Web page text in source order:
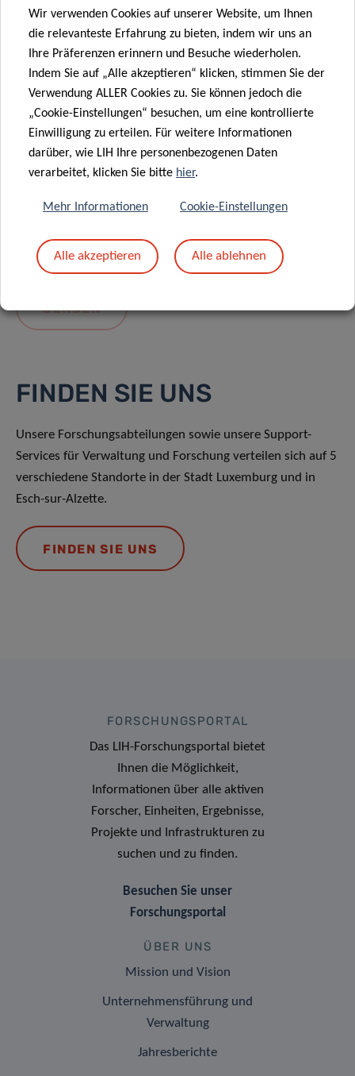
Mit dem Absenden Ihrer Nachricht erklären Sie
Datenschutzrichtlinie.
FINDEN SIE UNS
Unsere Forschungsabteilungen sowie unsere Support-
Services für Verwaltung und Forschung verteilen sich auf 5
verschiedene Standorte in der Stadt Luxemburg und in
Esch-sur-Alzette.
FINDEN SIE UNS
FORSCHUNGSPORTAL
Das LIH-Forschungsportal bietet
Ihnen die Möglichkeit,
Informationen über alle aktiven
Forscher, Einheiten, Ergebnisse,
Projekte und Infrastrukturen zu
suchen und zu finden.
Besuchen Sie unser
Forschungsportal
ÜBER UNS
Mission und Vision
Unternehmensführung und
Verwaltung
Jahresberichte
Wir verwenden Cookies auf unserer Website, um Ihnen
die relevanteste Erfahrung zu bieten, indem wir uns an
Ihre Präferenzen erinnern und Besuche wiederholen.
Indem Sie auf „Alle akzeptieren“ klicken, stimmen Sie der
Verwendung ALLER Cookies zu. Sie können jedoch die
„Cookie-Einstellungen“ besuchen, um eine kontrollierte
Einwilligung zu erteilen. Für weitere Informationen
darüber, wie LIH Ihre personenbezogenen Daten
verarbeitet, klicken Sie bitte hier.
Mehr Informationen Cookie-Einstellungen
Alle akzeptieren Alle ablehnen